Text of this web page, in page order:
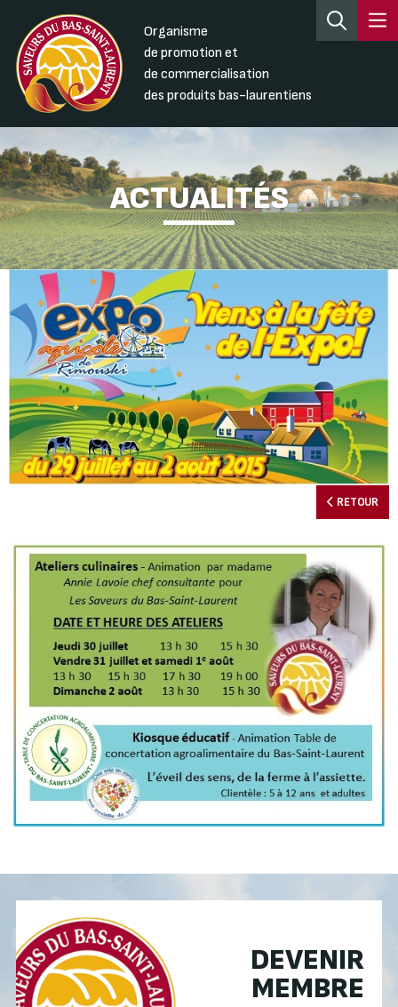
Organisme
de promotion et
de commercialisation
des produits bas-laurentiens
ACTUALITÉS
RETOUR
DEVENIR
MEMBRE